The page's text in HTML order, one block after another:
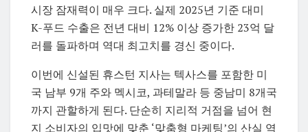
시장 잠재력이 매우 크다. 실제 2025년 기준 대미
K-푸드 수출은 전년 대비 12% 이상 증가한 23억 달
러를 돌파하며 역대 최고치를 경신 중이다.
이번에 신설된 휴스턴 지사는 텍사스를 포함한 미
국 남부 9개 주와 멕시코, 과테말라 등 중남미 8개국
까지 관할하게 된다. 단순히 지리적 거점을 넘어 현
지 소비자의 입맛에 맞춘 ‘맞춤형 마케팅’의 산실 역